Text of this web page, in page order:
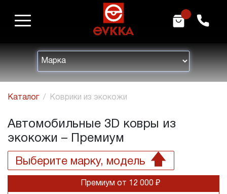
h m
Каталог Коврики из экокожи
Автомобильные 3D ковры из
экокожи – Премиум
Выберите марку, модель
Премиум от 12 000 ₽